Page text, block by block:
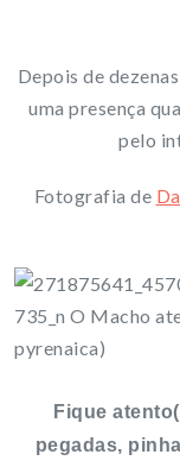
Depois de
uma presença
pelo
Fotografia de
Fique
pegadas,